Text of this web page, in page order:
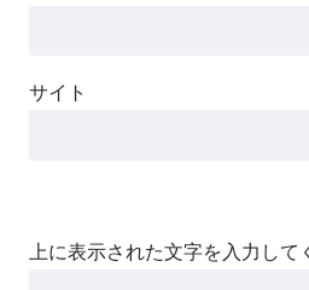
サイト
上に表示された文字を入力して